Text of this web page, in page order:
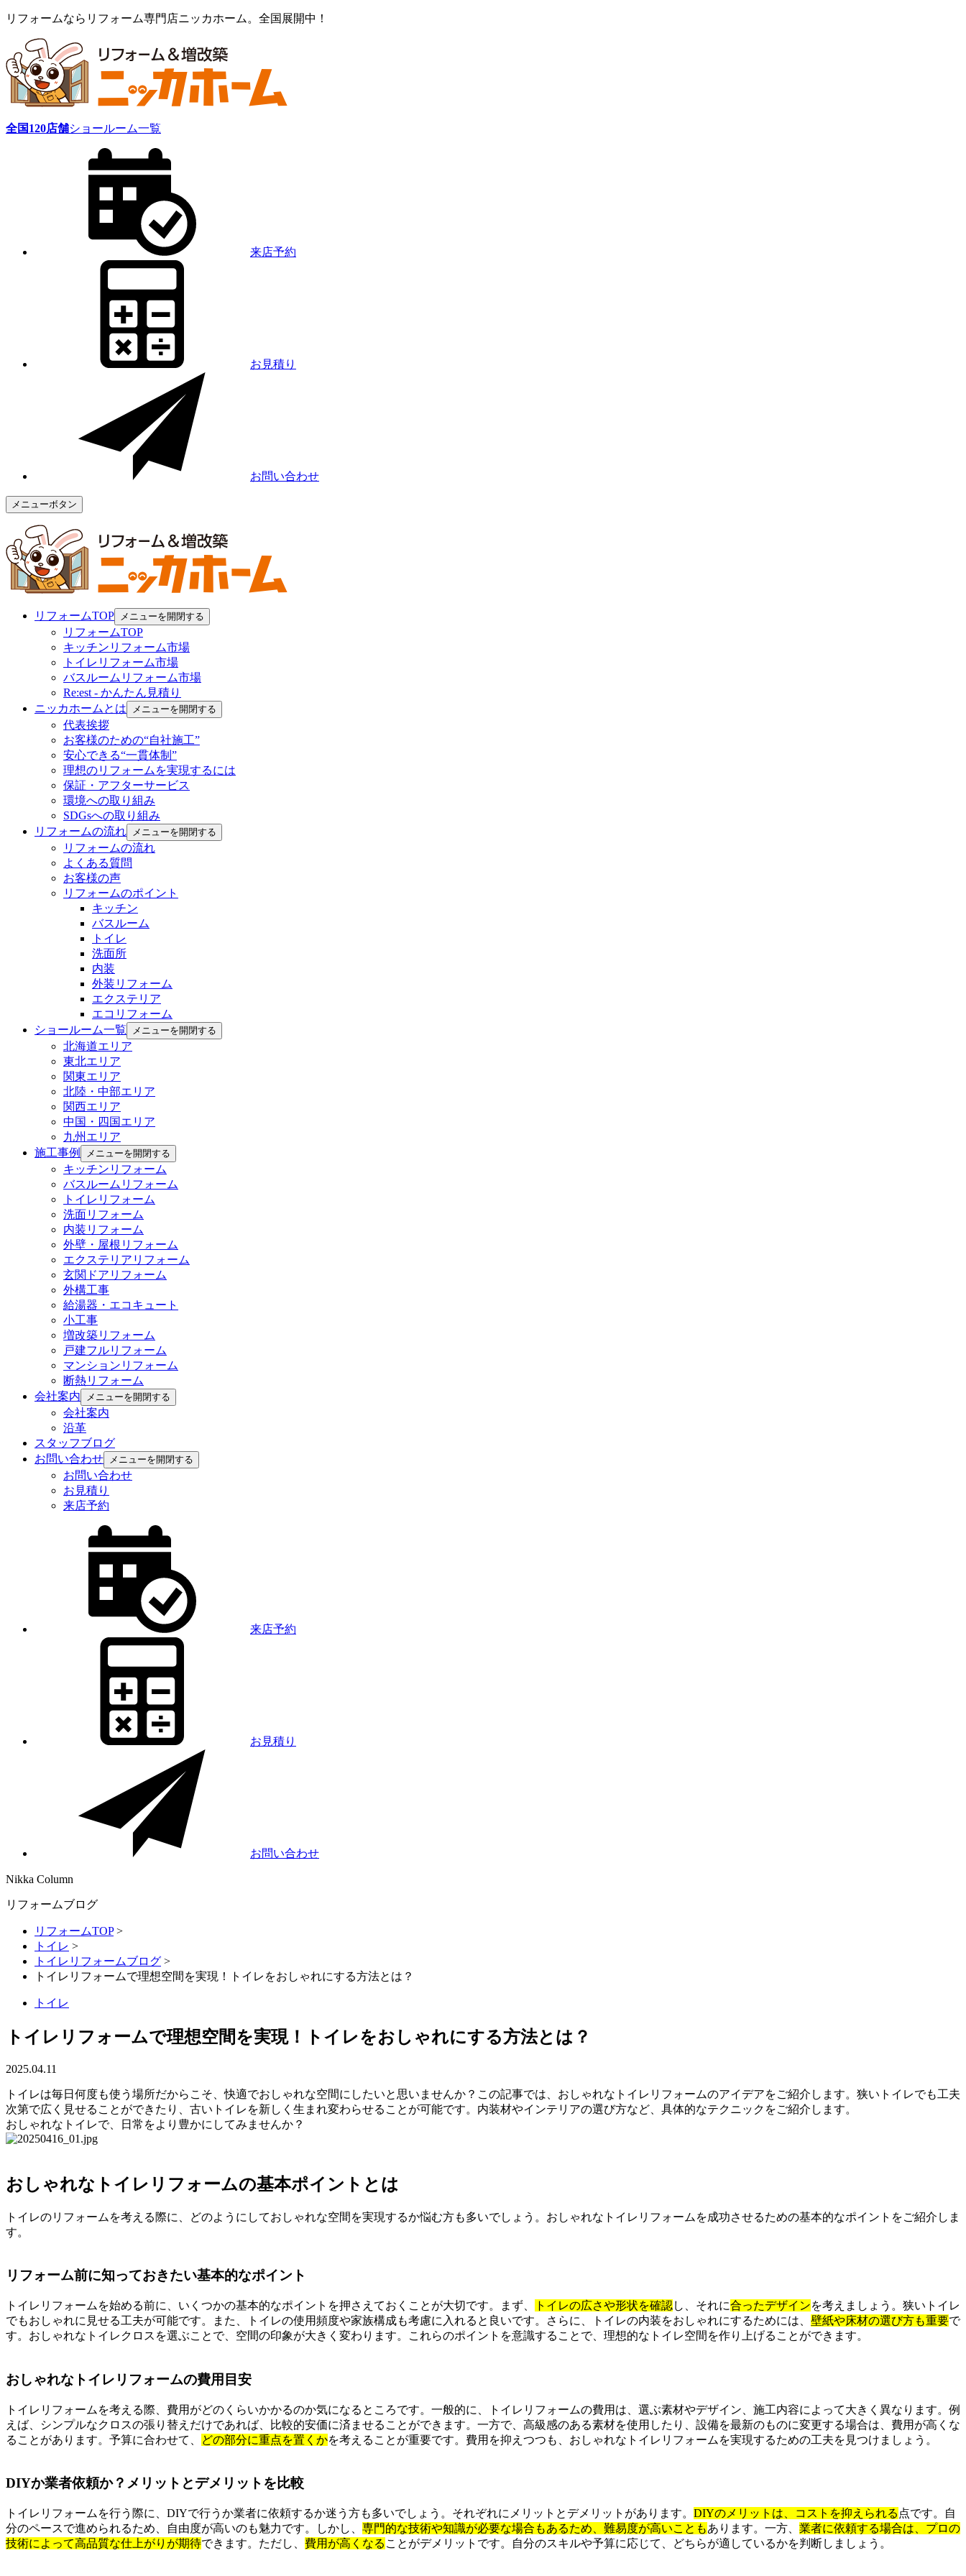
リフォームならリフォーム専門店ニッカホーム。全国展開中！
全国120店舗ショールーム一覧
来店予約
お見積り
お問い合わせ
メニューボタン
リフォームTOP メニューを開閉する
リフォームTOP
キッチンリフォーム市場
トイレリフォーム市場
バスルームリフォーム市場
Re:est - かんたん見積り
ニッカホームとは
メニューを開閉する
代表挨拶
お客様のための“自社施工”
安心できる“一貫体制”
理想のリフォームを実現するには
保証・アフターサービス
環境への取り組み
SDGsへの取り組み
リフォームの流れ
メニューを開閉する
リフォームの流れ
よくある質問
お客様の声
リフォームのポイント
キッチン
バスルーム
トイレ
洗面所
内装
外装リフォーム
エクステリア
エコリフォーム
ショールーム一覧
メニューを開閉する
北海道エリア
東北エリア
関東エリア
北陸・中部エリア
関西エリア
中国・四国エリア
九州エリア
施工事例
メニューを開閉する
キッチンリフォーム
バスルームリフォーム
トイレリフォーム
洗面リフォーム
内装リフォーム
外壁・屋根リフォーム
エクステリアリフォーム
玄関ドアリフォーム
外構工事
給湯器・エコキュート
小工事
増改築リフォーム
戸建フルリフォーム
マンションリフォーム
断熱リフォーム
会社案内
メニューを開閉する
会社案内
沿革
スタッフブログ
お問い合わせ
メニューを開閉する
お問い合わせ
お見積り
来店予約
来店予約
お見積り
お問い合わせ
Nikka Column
リフォームブログ
リフォームTOP>
トイレ >
トイレリフォームブログ >
トイレリフォームで理想空間を実現！トイレをおしゃれにする方法とは？
トイレ
トイレリフォームで理想空間を実現！トイレをおしゃれにする方法とは？
2025.04.11
トイレは毎日何度も使う場所だからこそ、快適でおしゃれな空間にしたいと思いませんか？この記事では、おしゃれなトイレリフォームのアイデアをご紹介します。狭いトイレでも工夫
次第で広く見せることができたり、古いトイレを新しく生まれ変わらせることが可能です。内装材やインテリアの選び方など、具体的なテクニックをご紹介します。
おしゃれなトイレで、日常をより豊かにしてみませんか？
おしゃれなトイレリフォームの基本ポイントとは
トイレのリフォームを考える際に、どのようにしておしゃれな空間を実現するか悩む方も多いでしょう。おしゃれなトイレリフォームを成功させるための基本的なポイントをご紹介しま
す。
リフォーム前に知っておきたい基本的なポイント
トイレリフォームを始める前に、いくつかの基本的なポイントを押さえておくことが大切です。まず、 トイレの広さや形状を確認し、それに合ったデザインを考えましょう。狭いトイレ
でもおしゃれに見せる工夫が可能です。また、トイレの使用頻度や家族構成も考慮に入れると良いです。さらに、トイレの内装をおしゃれにするためには、 壁紙や床材の選び方も重要で
す。おしゃれなトイレクロスを選ぶことで、空間の印象が大きく変わります。これらのポイントを意識することで、理想的なトイレ空間を作り上げることができます。
おしゃれなトイレリフォームの費用目安
トイレリフォームを考える際、費用がどのくらいかかるのか気になるところです。一般的に、トイレリフォームの費用は、選ぶ素材やデザイン、施工内容によって大きく異なります。例
えば、シンプルなクロスの張り替えだけであれば、比較的安価に済ませることができます。一方で、高級感のある素材を使用したり、設備を最新のものに変更する場合は、費用が高くな
ることがあります。予算に合わせて、
どの部分に重点を置くかを考えることが重要です。費用を抑えつつも、おしゃれなトイレリフォームを実現するための工夫を見つけましょう。
DIYか業者依頼か？メリットとデメリットを比較
トイレリフォームを行う際に、DIYで行うか業者に依頼するか迷う方も多いでしょう。それぞれにメリットとデメリットがあります。 DIYのメリットは、コストを抑えられる 点です。自
分のペースで進められるため、自由度が高いのも魅力です。しかし、 専門的な技術や知識が必要な場合もあるため、難易度が高いこともあります。一方、 業者に依頼する場合は、プロの
技術によって高品質な仕上がりが期待できます。ただし、 費用が高くなる ことがデメリットです。自分のスキルや予算に応じて、どちらが適しているかを判断しましょう。